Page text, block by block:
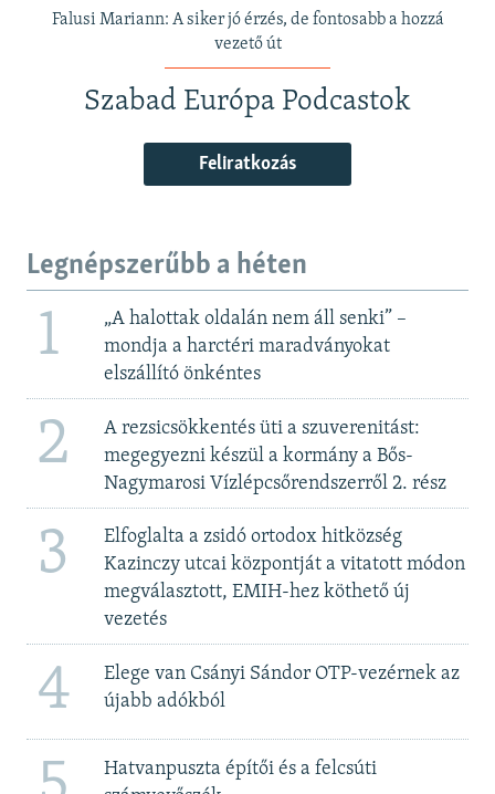
Falusi Mariann: A siker jó érzés, de fontosabb a hozzá
vezető út
Szabad Európa Podcastok
Feliratkozás
Legnépszerűbb a héten
1
„A halottak oldalán nem áll senki” –
mondja a harctéri maradványokat
elszállító önkéntes
2
A rezsicsökkentés üti a szuverenitást:
megegyezni készül a kormány a Bős-
Nagymarosi Vízlépcsőrendszerről 2. rész
3
Elfoglalta a zsidó ortodox hitközség
Kazinczy utcai központját a vitatott módon
megválasztott, EMIH-hez köthető új
vezetés
4
Elege van Csányi Sándor OTP-vezérnek az
újabb adókból
Hatvanpuszta építői és a felcsúti